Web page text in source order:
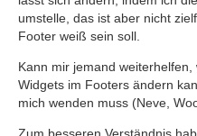
umstelle, das ist aber nicht
Footer weiß sein soll.
Kann mir jemand
Widgets im Footers ändern
mich wenden muss (Neve,